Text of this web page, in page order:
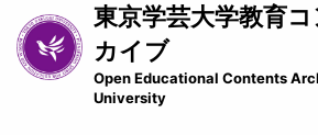
イ
ン
東京学芸大学教育
カイブ
Open Educational Contents
University